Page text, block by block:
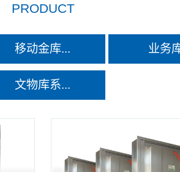
PRODUCT
移动金库... 业务
文物库系...